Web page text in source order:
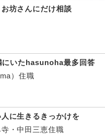
坊さんにだけ相談
にいたhasunoha最多回答
）住職
に生きるきっかけを
・中田三恵住職